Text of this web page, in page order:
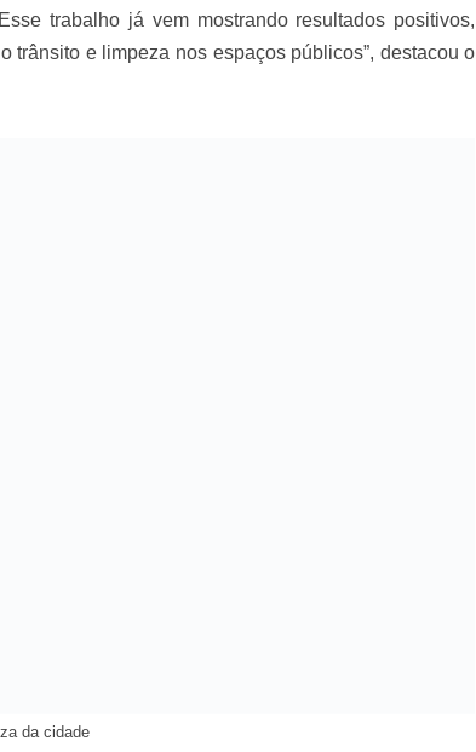
trabalho já vem mostrando resultados positivos,
trânsito e limpeza nos espaços públicos”, destacou o
da cidade